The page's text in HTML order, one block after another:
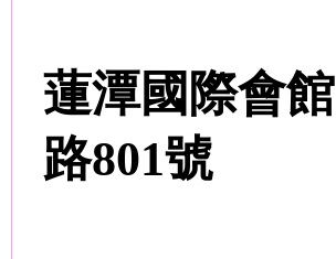
蓮潭國際會館
路801號